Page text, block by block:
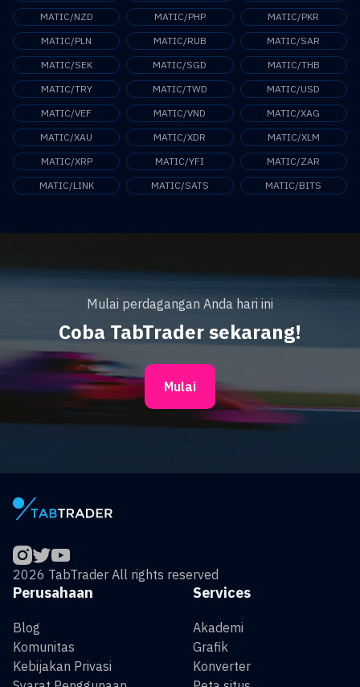
MATIC/NZD
MATIC/PHP
MATIC/PKR
MATIC/PLN
MATIC/RUB
MATIC/SAR
MATIC/SEK
MATIC/SGD
MATIC/THB
MATIC/TRY
MATIC/TWD
MATIC/USD
MATIC/VEF
MATIC/VND
MATIC/XAG
MATIC/XAU
MATIC/XDR
MATIC/XLM
MATIC/XRP
MATIC/YFI
MATIC/ZAR
MATIC/LINK
MATIC/SATS MATIC/BITS
Mulai perdagangan Anda hari ini
Coba TabTrader sekarang!
Mulai
2026 TabTrader All rights reserved
Services
Akademi
Grafik
Konverter
Perusahaan
Blog
Komunitas
Kebijakan Privasi